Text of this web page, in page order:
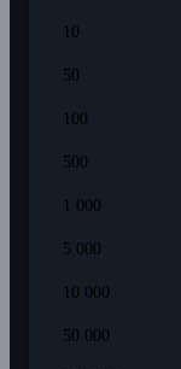
10
50
100
500
1 000
5 000
10 000
50 000